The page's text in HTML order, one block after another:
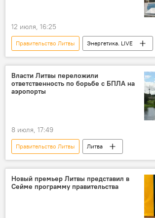
12 июля, 16:25
Правительство Литвы
Энергетика. LIVE
энергетика
Литва
В Литве
водород
Евросоюз (ЕС)
Власти Литвы переложили
ответственность по борьбе с БПЛА на
аэропорты
8 июля, 17:49
Правительство Литвы
Литва
правительство
В Литве
дрон
Инциденты с дронами в Литве
аэропорт
Новый премьер Литвы представил в
Сейме программу правительства